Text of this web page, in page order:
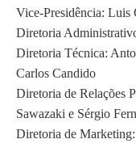
Vice-Presidência: Luis
Diretoria
Diretoria Técnica:
Carlos Candido
Diretoria de Relações
Sawazaki e Sérgio
Diretoria de